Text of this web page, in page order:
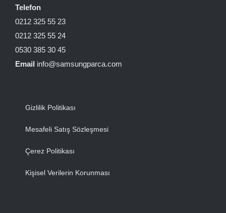
Telefon
0212 325 55 23
0212 325 55 24
0530 385 30 45
Email info@samsungparca.com
Gizlilik Politikası
Mesafeli Satış Sözleşmesi
Çerez Politikası
Kişisel Verilerin Korunması